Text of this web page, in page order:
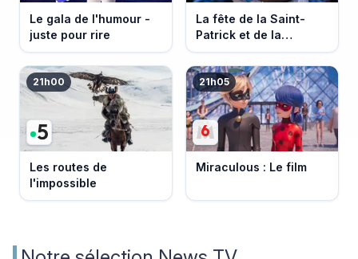
Le gala de l'humour -
juste pour rire
La fête de la Saint-
Patrick et de la
Bretagne
21h00
Les routes de
l'impossible
21h05
Miraculous : Le film